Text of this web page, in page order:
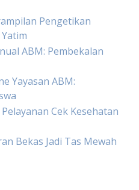
Pengetikan
ABM: Pembekalan
Yayasan ABM:
Cek Kesehatan
Bekas Jadi Tas Mewah